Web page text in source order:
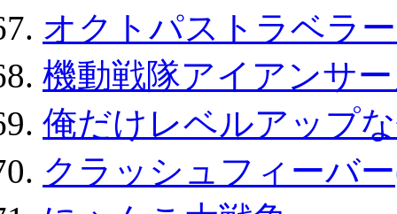
オクトパストラベラ
機動戦隊アイアンサ
俺だけレベルアップ
クラッシュフィーバ